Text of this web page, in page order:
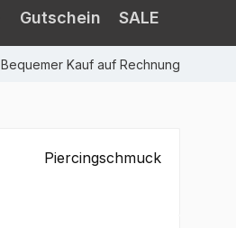
Gutschein SALE
Bequemer Kauf auf Rechnung
Piercingschmuck